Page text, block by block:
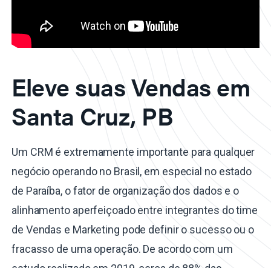
Eleve suas Vendas em
Santa Cruz, PB
Um CRM é extremamente importante para qualquer
negócio operando no Brasil, em especial no estado
de Paraíba, o fator de organização dos dados e o
alinhamento aperfeiçoado entre integrantes do time
de Vendas e Marketing pode definir o sucesso ou o
fracasso de uma operação. De acordo com um